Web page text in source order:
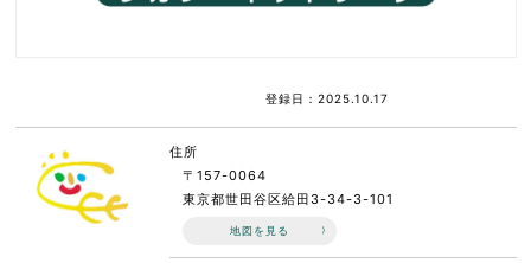
登録日：2025.10.17
住所
〒157-0064
東京都世田谷区給田3-34-3-101
地図を見る